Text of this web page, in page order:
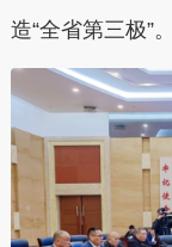
造“全省第三极”。